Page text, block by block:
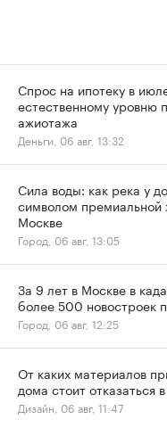
Спрос на ипотеку в
естественному уровню
ажиотажа
Деньги, 06 авг, 13:32
Сила воды: как река у
символом премиальной
Москве
Город, 06 авг, 13:05
За 9 лет в Москве в
более 500 новостроек
Город, 06 авг, 12:25
От каких материалов
дома стоит отказаться
Дизайн, 06 авг, 11:47